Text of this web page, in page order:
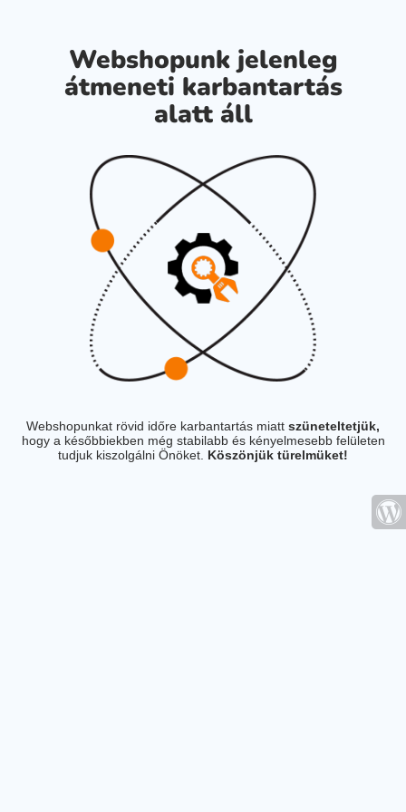
Webshopunk jelenleg
átmeneti karbantartás
alatt áll
Webshopunkat rövid időre karbantartás miatt szüneteltetjük,
hogy a későbbiekben még stabilabb és kényelmesebb felületen
tudjuk kiszolgálni Önöket. Köszönjük türelmüket!